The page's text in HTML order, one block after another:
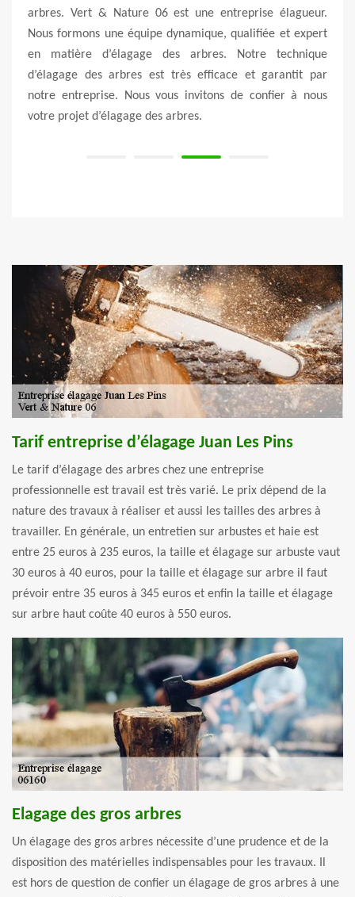
arbres. Vert & Nature 06 est une entreprise élagueur.
Nous formons une équipe dynamique, qualifiée et expert
en matière d’élagage des arbres. Notre technique
d’élagage des arbres est très efficace et garantit par
notre entreprise. Nous vous invitons de confier à nous
votre projet d’élagage des arbres.
Tarif entreprise d’élagage Juan Les Pins
Le tarif d’élagage des arbres chez une entreprise
professionnelle est travail est très varié. Le prix dépend de la
nature des travaux à réaliser et aussi les tailles des arbres à
travailler. En générale, un entretien sur arbustes et haie est
entre 25 euros à 235 euros, la taille et élagage sur arbuste vaut
30 euros à 40 euros, pour la taille et élagage sur arbre il faut
prévoir entre 35 euros à 345 euros et enfin la taille et élagage
sur arbre haut coûte 40 euros à 550 euros.
Elagage des gros arbres
Un élagage des gros arbres nécessite d’une prudence et de la
disposition des matérielles indispensables pour les travaux. Il
est hors de question de confier un élagage de gros arbres à une